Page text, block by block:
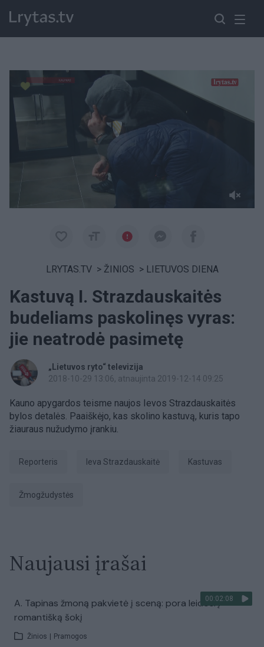
Paremkite Ukrainą
LRYTAS.TV > ŽINIOS > LIETUVOS DIENA
Kastuvą I. Strazdauskaitės
budeliams paskolinęs vyras:
jie neatrodė pasimetę
„Lietuvos ryto“ televizija
2018-10-29 13:06, atnaujinta 2019-12-14 09:25
Kauno apygardos teisme naujos Ievos Strazdauskaitės
bylos detalės. Paaiškėjo, kas skolino kastuvą, kuris tapo
žiauraus nužudymo įrankiu.
Reporteris Ieva Strazdauskaitė kastuvas
Žmogžudystės
Naujausi įrašai
00:02:08
A. Tapinas žmoną pakvietė į sceną: pora leidosi į
romantišką šokį
Žinios Pramogos